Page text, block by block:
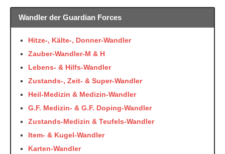
Wandler der Guardian Forces
Hitze-, Kälte-, Donner-Wandler
Zauber-Wandler-M & H
Lebens- & Hilfs-Wandler
Zustands-, Zeit- & Super-Wandler
Heil-Medizin & Medizin-Wandler
G.F. Medizin- & G.F. Doping-Wandler
Zustands-Medizin & Teufels-Wandler
Item- & Kugel-Wandler
Karten-Wandler